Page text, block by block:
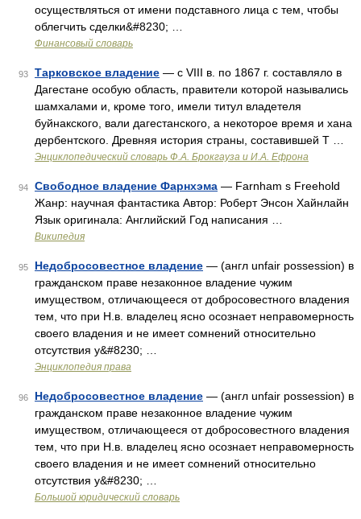
осуществляться от имени подставного лица с тем, чтобы
облегчить сделки&#8230; …
Финансовый словарь
93 Тарковское владение — с VIII в. по 1867 г. составляло в
Дагестане особую область, правители которой назывались
шамхалами и, кроме того, имели титул владетеля
буйнакского, вали дагестанского, а некоторое время и хана
дербентского. Древняя история страны, составившей Т …
Энциклопедический словарь Ф.А. Брокгауза и И.А. Ефрона
94 Свободное владение Фарнхэма — Farnham s Freehold
Жанр: научная фантастика Автор: Роберт Энсон Хайнлайн
Язык оригинала: Английский Год написания …
Википедия
95 Недобросовестное владение — (англ unfair possession) в
гражданском праве незаконное владение чужим
имуществом, отличающееся от добросовестного владения
тем, что при Н.в. владелец ясно осознает неправомерность
своего владения и не имеет сомнений относительно
отсутствия у&#8230; …
Энциклопедия права
96 Недобросовестное владение — (англ unfair possession) в
гражданском праве незаконное владение чужим
имуществом, отличающееся от добросовестного владения
тем, что при Н.в. владелец ясно осознает неправомерность
своего владения и не имеет сомнений относительно
отсутствия у&#8230; …
Большой юридический словарь